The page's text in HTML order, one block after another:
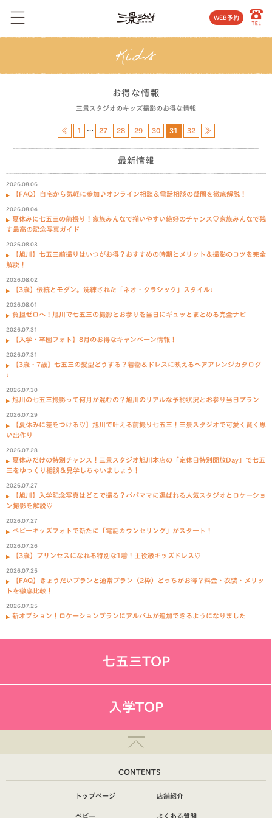
WEB予約
お得な情報
三景スタジオのキッズ撮影のお得な情報
≪ 1 … 27 28 29 30 31 32 ≫
最新情報
2026.08.06
【FAQ】自宅から気軽に参加♪オンライン相談＆電話相談の疑問を徹底解説！
2026.08.04
夏休みに七五三の前撮り！家族みんなで揃いやすい絶好のチャンス♡家族みんなで残
す最高の記念写真ガイド
2026.08.03
【旭川】七五三前撮りはいつがお得？おすすめの時期とメリット＆撮影のコツを完全
解説！
2026.08.02
【3歳】伝統とモダン。洗練された「ネオ・クラシック」スタイル♩
2026.08.01
負担ゼロへ！旭川で七五三の撮影とお参りを当日にギュッとまとめる完全ナビ
2026.07.31
【入学・卒園フォト】8月のお得なキャンペーン情報！
2026.07.31
【3歳・7歳】七五三の髪型どうする？着物＆ドレスに映えるヘアアレンジカタログ
♩
2026.07.30
旭川の七五三撮影って何月が混むの？旭川のリアルな予約状況とお参り当日プラン
2026.07.29
【夏休みに差をつける♡】旭川で叶える前撮り七五三！三景スタジオで可愛く賢く思
い出作り
2026.07.28
夏休みだけの特別チャンス！三景スタジオ旭川本店の「定休日特別開放Day」で七五
三をゆっくり相談＆見学しちゃいましょう！
2026.07.27
【旭川】入学記念写真はどこで撮る？パパママに選ばれる人気スタジオとロケーショ
ン撮影を解説♡
2026.07.27
ベビーキッズフォトで新たに「電話カウンセリング」がスタート！
2026.07.26
【3歳】プリンセスになれる特別な1着！主役級キッズドレス♡
2026.07.25
【FAQ】きょうだいプランと通常プラン（2枠）どっちがお得？料金・衣装・メリッ
トを徹底比較！
2026.07.25
新オプション！ロケーションプランにアルバムが追加できるようになりました
七五三TOP
入学TOP
CONTENTS
トップページ
ベビー
店舗紹介
よくある質問